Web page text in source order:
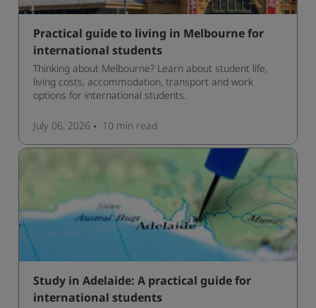
Practical guide to living in Melbourne for
international students
Thinking about Melbourne? Learn about student life,
living costs, accommodation, transport and work
options for international students.
July 06, 2026 10 min read
Study in Adelaide: A practical guide for
international students